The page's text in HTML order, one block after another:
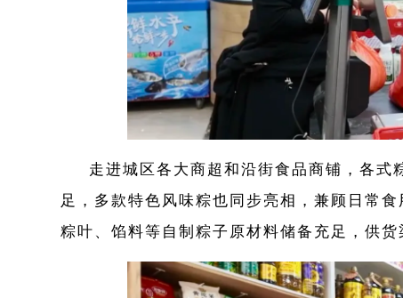
走进城区各大商超和沿街食品商铺，各式
足，多款特色风味粽也同步亮相，兼顾日常
粽叶、馅料等自制粽子原材料储备充足，供